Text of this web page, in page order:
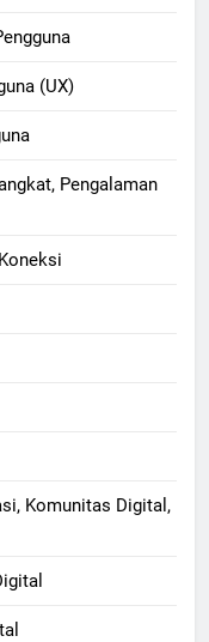
(UX)
Pengalaman
Komunitas Digital,